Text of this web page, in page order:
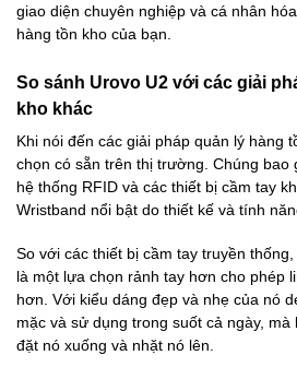
giao diện chuyên nghiệp và cá nhân
hàng tồn kho của bạn.
So sánh Urovo U2 với các giải
kho khác
Khi nói đến các giải pháp quản lý hàng
chọn có sẵn trên thị trường. Chúng bao
hệ thống RFID và các thiết bị cầm tay
Wristband nổi bật do thiết kế và tính
So với các thiết bị cầm tay truyền
là một lựa chọn rảnh tay hơn cho phép
hơn. Với kiểu dáng đẹp và nhẹ của nó
mặc và sử dụng trong suốt cả ngày, mà
đặt nó xuống và nhặt nó lên.